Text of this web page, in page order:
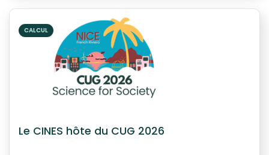
CALCUL
Le CINES hôte du CUG 2026